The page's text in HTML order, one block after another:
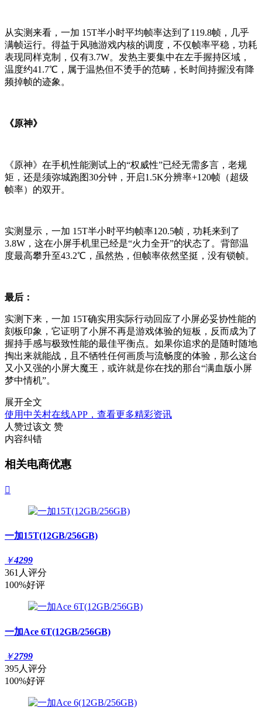
从实测来看，一加 15T半小时平均帧率达到了119.8帧，几乎
满帧运行。得益于风驰游戏内核的调度，不仅帧率平稳，功耗
表现同样克制，仅有3.7W。发热主要集中在左手握持区域，
温度约41.7℃，属于温热但不烫手的范畴，长时间持握没有降
频掉帧的迹象。
《原神》
《原神》在手机性能测试上的“权威性”已经无需多言，老规
矩，还是须弥城跑图30分钟，开启1.5K分辨率+120帧（超级
帧率）的双开。
实测显示，一加 15T半小时平均帧率120.5帧，功耗来到了
3.8W，这在小屏手机里已经是“火力全开”的状态了。背部温
度最高攀升至43.2℃，虽然热，但帧率依然坚挺，没有锁帧。
最后：
实测下来，一加 15T确实用实际行动回应了小屏必妥协性能的
刻板印象，它证明了小屏不再是游戏体验的短板，反而成为了
握持手感与极致性能的最佳平衡点。如果你追求的是随时随地
掏出来就能战，且不牺牲任何画质与流畅度的体验，那么这台
又小又强的小屏大魔王，或许就是你在找的那台“满血版小屏
梦中情机”。
展开全文
使用中关村在线APP，查看更多精彩资讯
人赞过该文 赞
内容纠错
相关电商优惠

一加15T(12GB/256GB)
￥4299
361人评分
100%好评
一加Ace 6T(12GB/256GB)
￥2799
395人评分
100%好评